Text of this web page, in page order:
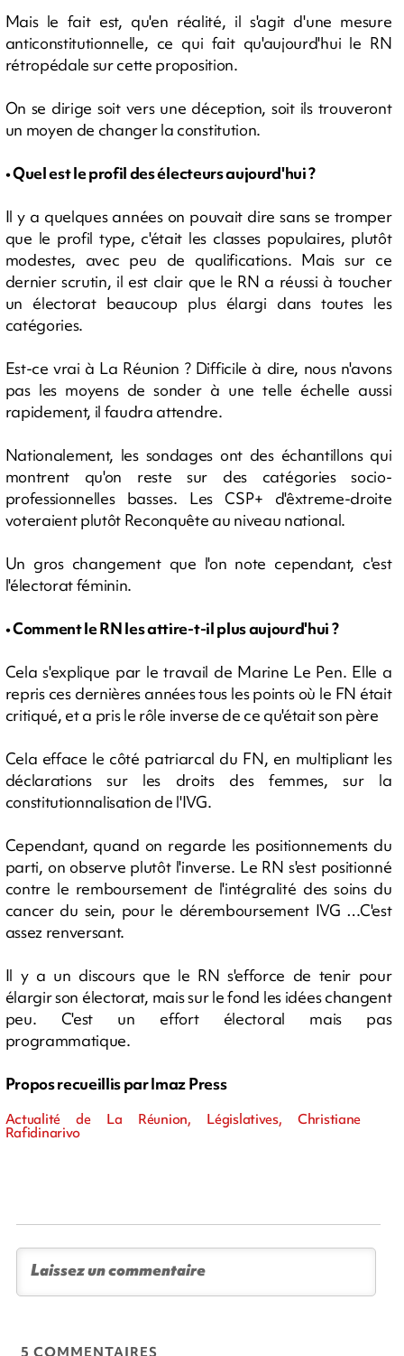
Mais le fait est, qu'en réalité, il s'agit d'une mesure
anticonstitutionnelle, ce qui fait qu'aujourd'hui le RN
rétropédale sur cette proposition.
On se dirige soit vers une déception, soit ils trouveront
un moyen de changer la constitution.
• Quel est le profil des électeurs aujourd'hui ?
Il y a quelques années on pouvait dire sans se tromper
que le profil type, c'était les classes populaires, plutôt
modestes, avec peu de qualifications. Mais sur ce
dernier scrutin, il est clair que le RN a réussi à toucher
un électorat beaucoup plus élargi dans toutes les
catégories.
Est-ce vrai à La Réunion ? Difficile à dire, nous n'avons
pas les moyens de sonder à une telle échelle aussi
rapidement, il faudra attendre.
Nationalement, les sondages ont des échantillons qui
montrent qu'on reste sur des catégories socio-
professionnelles basses. Les CSP+ d'êxtreme-droite
voteraient plutôt Reconquête au niveau national.
Un gros changement que l'on note cependant, c'est
l'électorat féminin.
• Comment le RN les attire-t-il plus aujourd'hui ?
Cela s'explique par le travail de Marine Le Pen. Elle a
repris ces dernières années tous les points où le FN était
critiqué, et a pris le rôle inverse de ce qu'était son père
Cela efface le côté patriarcal du FN, en multipliant les
déclarations sur les droits des femmes, sur la
constitutionnalisation de l'IVG.
Cependant, quand on regarde les positionnements du
parti, on observe plutôt l'inverse. Le RN s'est positionné
contre le remboursement de l'intégralité des soins du
cancer du sein, pour le déremboursement IVG …C'est
assez renversant.
Il y a un discours que le RN s'efforce de tenir pour
élargir son électorat, mais sur le fond les idées changent
peu. C'est un effort électoral mais pas
programmatique.
Propos recueillis par Imaz Press
Actualité de La Réunion, Législatives, Christiane
Rafidinarivo
5 COMMENTAIRES